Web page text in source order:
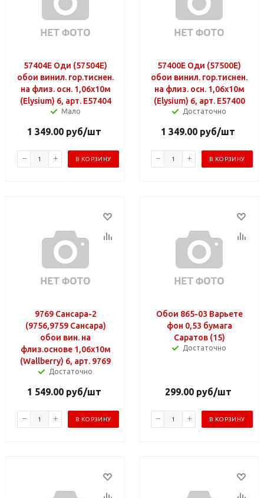
57404E Оди (57504E)
обои винил. гор.тиснен.
на флиз. осн. 1,06х10м
(Elysium) 6, арт. E57404
Мало
1 349.00 руб/шт
В КОРЗИНУ
57400E Оди (57500E)
обои винил. гор.тиснен.
на флиз. осн. 1,06х10м
(Elysium) 6, арт. E57400
Достаточно
1 349.00 руб/шт
В КОРЗИНУ
9769 Сансара-2
(9756,9759 Сансара)
обои вин. на
флиз.основе 1,06х10м
(Wallberry) 6, арт. 9769
Достаточно
1 549.00 руб/шт
В КОРЗИНУ
Обои 865-03 Варьете
фон 0,53 бумага
Саратов (15)
Достаточно
299.00руб/шт
В КОРЗИНУ